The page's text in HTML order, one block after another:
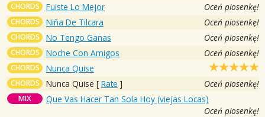
CHORDS Fuiste Lo Mejor Oceń piosenkę!
CHORDS Niña De Tilcara Oceń piosenkę!
CHORDS No Tengo Ganas Oceń piosenkę!
CHORDS Noche Con Amigos Oceń piosenkę!
CHORDS Nunca Quise
CHORDS Nunca Quise [ Rate ] Oceń piosenkę!
MIX
Que Vas Hacer Tan Sola Hoy (viejas Locas)
Oceń piosenkę!